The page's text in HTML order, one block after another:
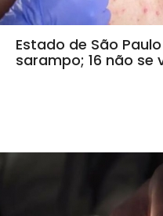
Estado de São
sarampo; 16 não se